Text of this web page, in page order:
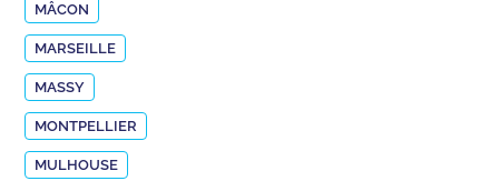
MÂCON
MARSEILLE
MASSY
MONTPELLIER
MULHOUSE